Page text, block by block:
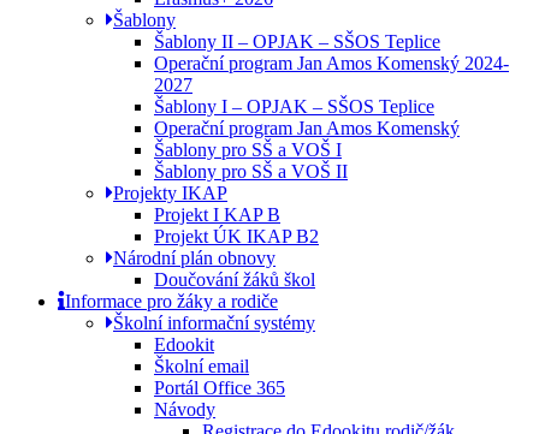
Šablony
Šablony II – OPJAK – SŠOS Teplice
Operační program Jan Amos Komenský 2024-
2027
Šablony I – OPJAK – SŠOS Teplice
Operační program Jan Amos Komenský
Šablony pro SŠ a VOŠ I
Šablony pro SŠ a VOŠ II
Projekty IKAP
Projekt I KAP B
Projekt ÚK IKAP B2
Národní plán obnovy
Doučování žáků škol
Informace pro žáky a rodiče
Školní informační systémy
Edookit
Školní email
Portál Office 365
Návody